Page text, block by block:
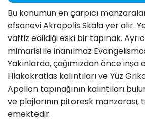
Bu konumun en çarpıcı
efsanevi Akropolis Skala yer alır.
vaftiz edildiği eski bir tapınak.
mimarisi ile inanılmaz
Yakınlarda, çağımızdan önce inşa
Hlakokratias kalıntıları ve Yüz
Apollon tapınağının kalıntıları
ve plajlarının pitoresk
emektedir.